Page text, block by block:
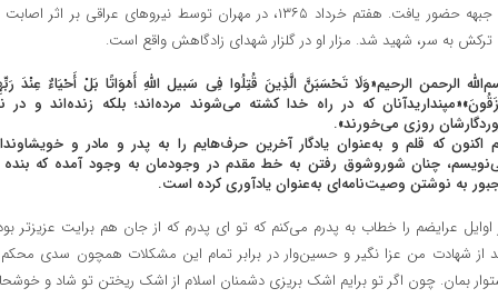
جبهه حضور یافت. هفتم خرداد ۱۳۶۵، در مهران توسط نیروهای عراقی بر اثر اصابت
ترکش به سر، شهید شد. مزار او در گلزار شهدای زادگاهش واقع است.
الرحمن الرحیم«وَلَا تَحْسَبَنَّ الَّذِینَ قُتِلُوا فِی سَبیل اللهِ أَمْوَاتًا بَلْ أَحْیَاءٌ عِنْدَ
که در راه خدا کشته می‌شوند مرده‌اند؛ بلکه زنده‌اند و در
روزی می‌خورند».
اکنون که قلم و به‌عنوان یادگار آخرین حرف‌هایم را به پدر و مادر و
چنان شوروشوق رفتن به خط مقدم در وجودمان به وجود آمده که بنده
به نوشتن وصیت‌نامه‌ای به‌عنوان یادآوری کرده است.
اوایل عرایضم را خطاب به پدرم می‌کنم که تو ای پدرم که از جان هم برایت عزیزتر
از شهادت من عزا نگیر و حسین‌وار در برابر تمام این مشکلات همچون سدی
بمان. چون اگر تو برایم اشک بریزی دشمنان اسلام از اشک ریختن تو شاد و